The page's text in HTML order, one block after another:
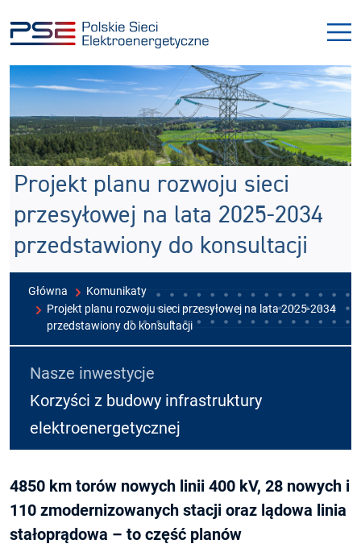
do
menu
do
treści
Projekt planu rozwoju sieci
przesyłowej na lata 2025-2034
przedstawiony do konsultacji
Główna
Komunikaty
Projekt planu rozwoju sieci przesyłowej na lata 2025-2034
przedstawiony do konsultacji
Nasze inwestycje
Korzyści z budowy infrastruktury
elektroenergetycznej
4850 km torów nowych linii 400 kV, 28 nowych i
110 zmodernizowanych stacji oraz lądowa linia
stałoprądowa – to część planów